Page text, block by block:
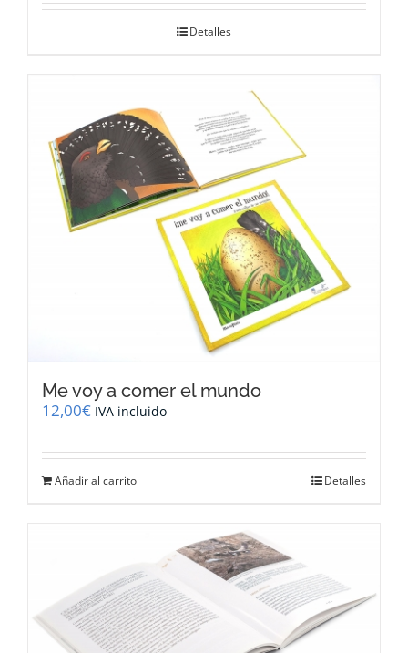
Detalles
Me voy a comer el mundo
12,00€ IVA incluido
Añadir al carrito Detalles